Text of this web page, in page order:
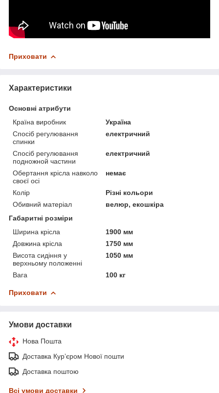
Приховати
Характеристики
Основні атрибути
Країна виробник
Україна
Спосіб регулювання
спинки
електричний
Спосіб регулювання
подножной частини
електричний
Обертання крісла навколо
своєї осі
немає
Колір
Різні кольори
Обивний матеріал
велюр, екошкіра
Габаритні розміри
Ширина крісла
1900 мм
Довжина крісла
1750 мм
Висота сидіння у
верхньому положенні
1050 мм
Вага 100 кг
Приховати
Умови доставки
Нова Пошта
Доставка Курʼєром Нової пошти
Доставка поштою
Всі умови доставки